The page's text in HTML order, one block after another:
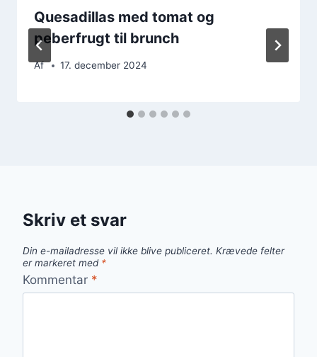
Quesadillas med tomat og
peberfrugt til brunch
Af 17. december 2024
Skriv et svar
Din e-mailadresse vil ikke blive publiceret. Krævede felter
er markeret med *
Kommentar *